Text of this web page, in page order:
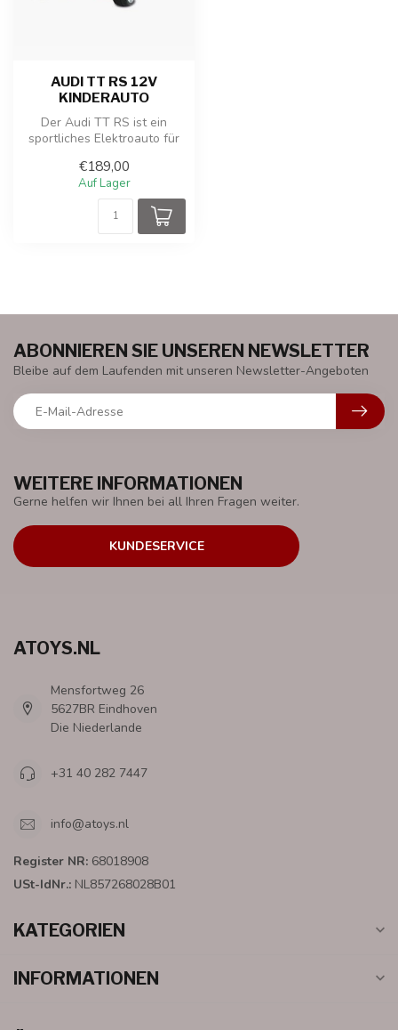
AUDI TT RS 12V
KINDERAUTO
Der Audi TT RS ist ein
sportliches Elektroauto für
Desi...
€189,00
Auf Lager
WEITERE INFORMATIONEN
Gerne helfen wir Ihnen bei all Ihren Fragen weiter.
KUNDESERVICE
ABONNIEREN SIE UNSEREN NEWSLETTER
Bleibe auf dem Laufenden mit unseren Newsletter-Angeboten
ATOYS.NL
Mensfortweg 26
5627BR Eindhoven
Die Niederlande
+31 40 282 7447
info@atoys.nl
Register NR: 68018908
USt-IdNr.: NL857268028B01
KATEGORIEN
INFORMATIONEN